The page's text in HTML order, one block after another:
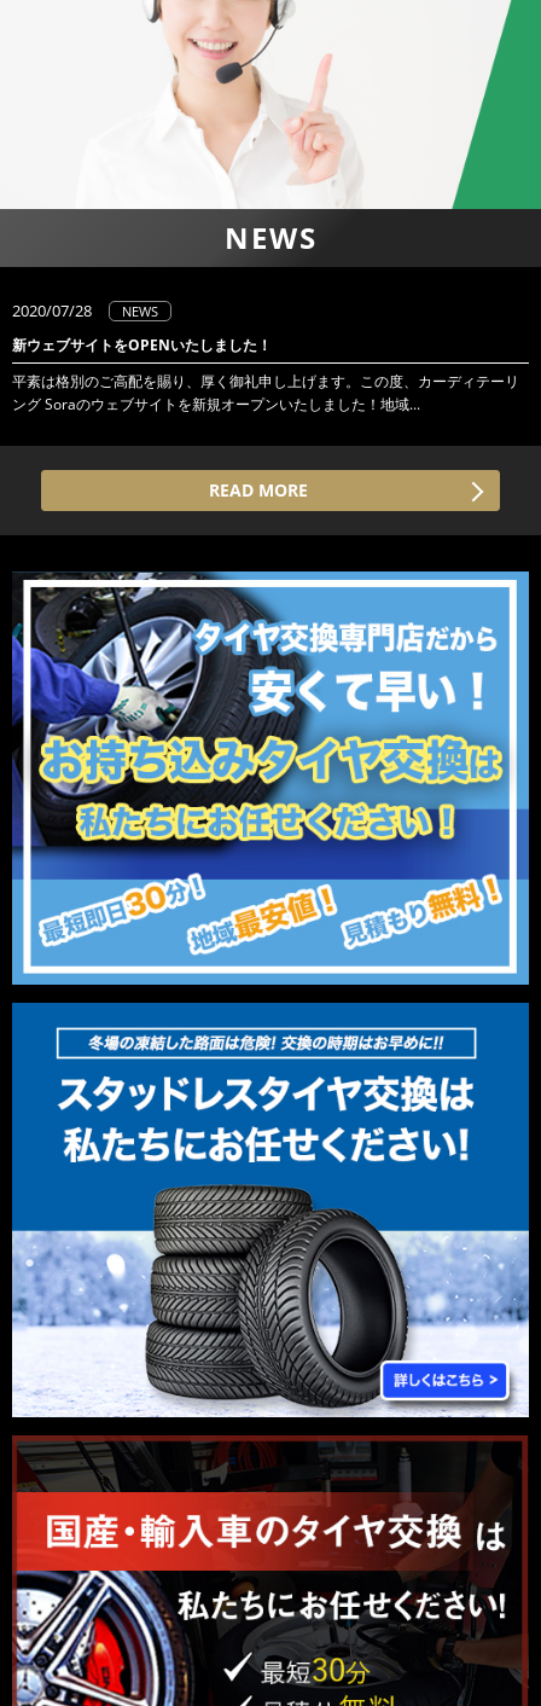
NEWS
2020/07/28 NEWS
新ウェブサイトをOPENいたしました！
平素は格別のご高配を賜り、厚く御礼申し上げます。この度、カーディテーリ
ング Soraのウェブサイトを新規オープンいたしました！地域...
READ MORE